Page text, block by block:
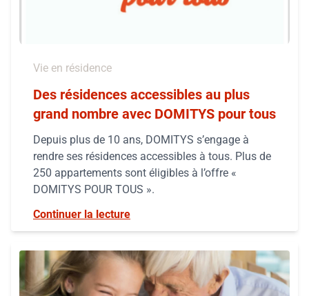
Vie en résidence
Des résidences accessibles au plus
grand nombre avec DOMITYS pour tous
Depuis plus de 10 ans, DOMITYS s’engage à
rendre ses résidences accessibles à tous. Plus de
250 appartements sont éligibles à l’offre «
DOMITYS POUR TOUS ».
Continuer la lecture